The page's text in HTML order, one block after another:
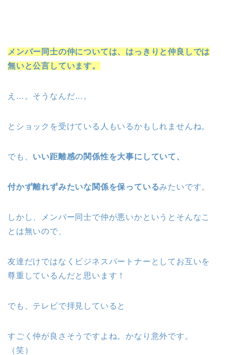
メンバー同士の仲については、はっきりと仲良しでは
無いと公言しています。
え…。そうなんだ…。
とショックを受けている人もいるかもしれませんね。
でも、 いい距離感の関係性を大事にしていて、
付かず離れずみたいな関係を保っているみたいです。
しかし、メンバー同士で仲が悪いかというとそんなこ
とは無いので、
友達だけではなくビジネスパートナーとしてお互いを
尊重しているんだと思います！
でも、テレビで拝見していると
すごく仲が良さそうですよね。かなり意外です。
（笑）